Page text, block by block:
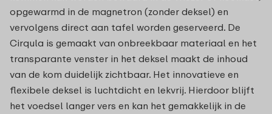
opgewarmd in de magnetron (zonder deksel) en
vervolgens direct aan tafel worden geserveerd. De
Cirqula is gemaakt van onbreekbaar materiaal en het
transparante venster in het deksel maakt de inhoud
van de kom duidelijk zichtbaar. Het innovatieve en
flexibele deksel is luchtdicht en lekvrij. Hierdoor blijft
het voedsel langer vers en kan het gemakkelijk in de